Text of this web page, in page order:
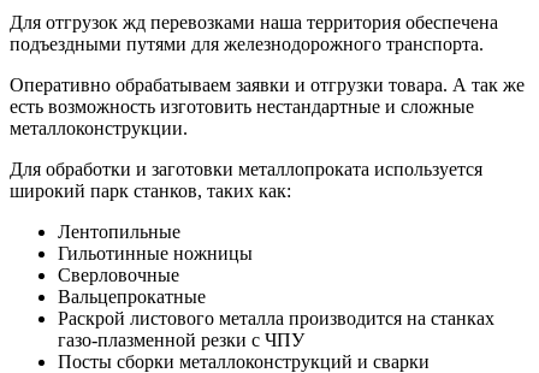
Для отгрузок жд перевозками наша территория обеспечена
подъездными путями для железнодорожного транспорта.
Оперативно обрабатываем заявки и отгрузки товара. А так же
есть возможность изготовить нестандартные и сложные
металлоконструкции.
Для обработки и заготовки металлопроката используется
широкий парк станков, таких как:
Лентопильные
Гильотинные ножницы
Сверловочные
Вальцепрокатные
Раскрой листового металла производится на станках
газо-плазменной резки с ЧПУ
Посты сборки металлоконструкций и сварки